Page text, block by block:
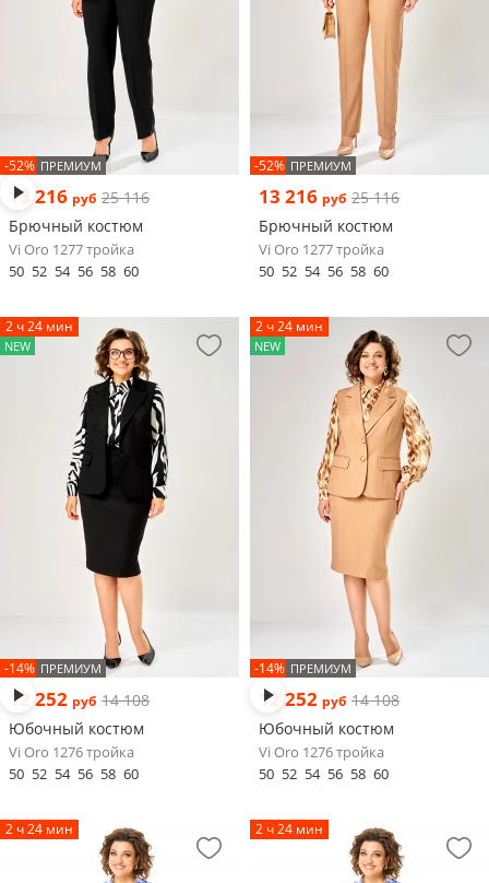
-52% ПРЕМИУМ
13 216 руб 25 116
Брючный костюм
Vi Oro 1277 тройка
50 52 54 56 58 60
-52% ПРЕМИУМ
13 216 руб 25 116
Брючный костюм
Vi Oro 1277 тройка
50 52 54 56 58 60
2 ч 24 мин
NEW
-14% ПРЕМИУМ
12 252 руб 14 108
Юбочный костюм
Vi Oro 1276 тройка
50 52 54 56 58 60
2 ч 24 мин
NEW
-14% ПРЕМИУМ
12 252 руб 14 108
Юбочный костюм
Vi Oro 1276 тройка
50 52 54 56 58 60
2 ч 24 мин 2 ч 24 мин